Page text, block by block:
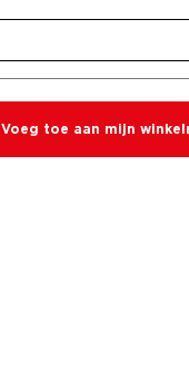
Voeg toe aan mijn